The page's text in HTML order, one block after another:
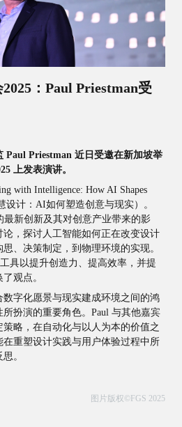
：Paul Priestman受
Paul Priestman 近日受邀在新加坡举
上发表演讲。
with Intelligence: How AI Shapes
设计：AI如何塑造创意与现实）。
最新创新及其对创意产业带来的影
，探讨人工智能如何正在改变设计
、决策制定，到物理环境的实现。
具以提升创造力、提高效率，并提
观点。
字化愿景与现实建成环境之间的鸿
扮演的重要角色。Paul 与其他嘉宾
略，在自动化与以人为本的价值之
重塑设计实践与用户体验过程中所
。
图片版权©FGS 2025